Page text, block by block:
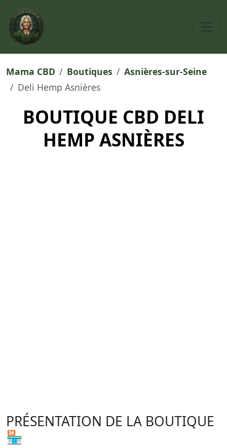
Mama CBD Boutiques
Asnières-sur-Seine
Deli Hemp Asnières
BOUTIQUE CBD DELI
HEMP ASNIÈRES
PRÉSENTATION DE LA BOUTIQUE
🏪